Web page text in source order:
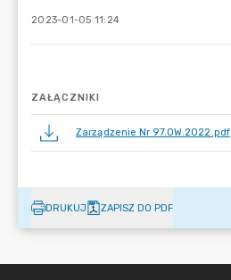
2023-01-05 11:24
ZAŁĄCZNIKI
Zarządzenie Nr 97.OW.2022.pdf
DRUKUJ ZAPISZ DO PDF